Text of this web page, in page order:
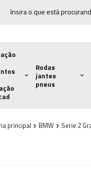
Rodas
jantes
pneus
principal BMW Serie 2